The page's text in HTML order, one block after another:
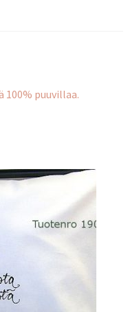
100% puuvillaa.